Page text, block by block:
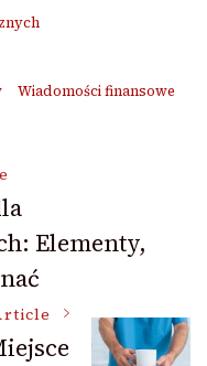
Wiadomości finansowe
Elementy,